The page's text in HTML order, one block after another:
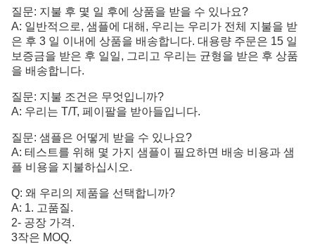
질문: 지불 후 몇 일 후에 상품을 받을 수 있나요?
A: 일반적으로, 샘플에 대해, 우리는 우리가 전체 지불을 받
은 후 3 일 이내에 상품을 배송합니다. 대용량 주문은 15 일
보증금을 받은 후 일일, 그리고 우리는 균형을 받은 후 상품
을 배송합니다.
질문: 지불 조건은 무엇입니까?
A: 우리는 T/T, 페이팔을 받아들입니다.
질문: 샘플은 어떻게 받을 수 있나요?
A: 테스트를 위해 몇 가지 샘플이 필요하면 배송 비용과 샘
플 비용을 지불하십시오.
Q: 왜 우리의 제품을 선택합니까?
A: 1. 고품질.
2- 공장 가격.
3작은 MOQ.